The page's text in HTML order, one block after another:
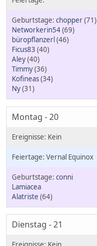
chopper(71)
Networkerin54(69)
büropflanzerl (46)
Ficus83 (40)
Aley(40)
Timmy(36)
Kofineas(34)
Ny(31)
Montag - 20
Vernal Equinox
conni
Lamiacea
Alatriste (64)
Dienstag - 21